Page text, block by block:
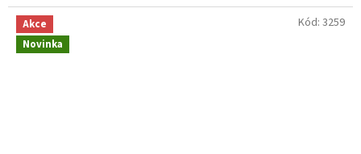
Akce
Novinka
Kód: 3259